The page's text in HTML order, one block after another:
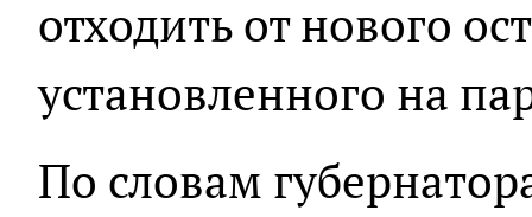
отходить от нового
установленного на
По словам